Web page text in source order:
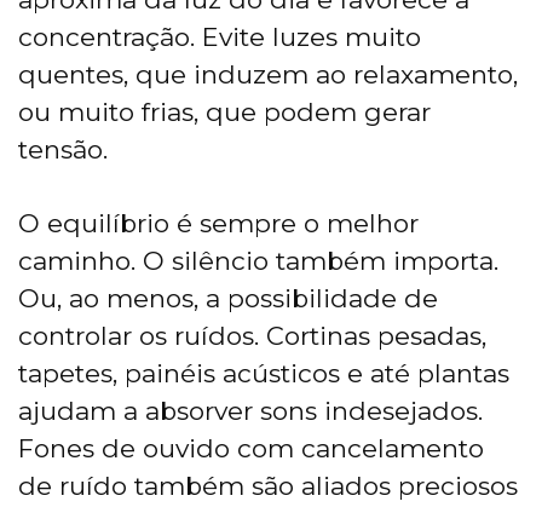
concentração. Evite luzes muito
quentes, que induzem ao relaxamento,
ou muito frias, que podem gerar
tensão.
O equilíbrio é sempre o melhor
caminho. O silêncio também importa.
Ou, ao menos, a possibilidade de
controlar os ruídos. Cortinas pesadas,
tapetes, painéis acústicos e até plantas
ajudam a absorver sons indesejados.
Fones de ouvido com cancelamento
de ruído também são aliados preciosos